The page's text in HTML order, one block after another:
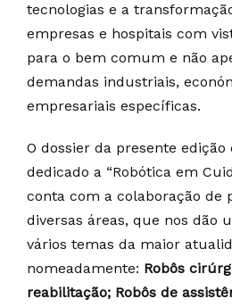
tecnologias e a
empresas e hospitais com
para o bem comum e não
demandas industriais,
empresariais específicas.
O dossier da presente edição
dedicado a “Robótica em
conta com a colaboração de
diversas áreas, que nos dão
vários temas da maior
nomeadamente: Robôs
reabilitação; Robôs de